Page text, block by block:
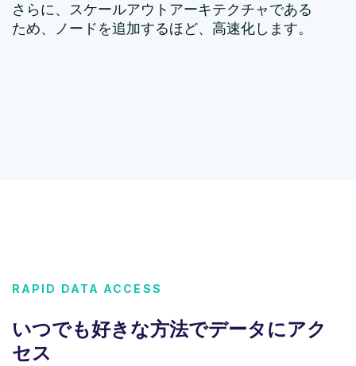
さらに、スケールアウトアーキテクチャである
ため、ノードを追加するほど、高速化します。
RAPID DATA ACCESS
いつでも好きな方法でデータにアク
セス